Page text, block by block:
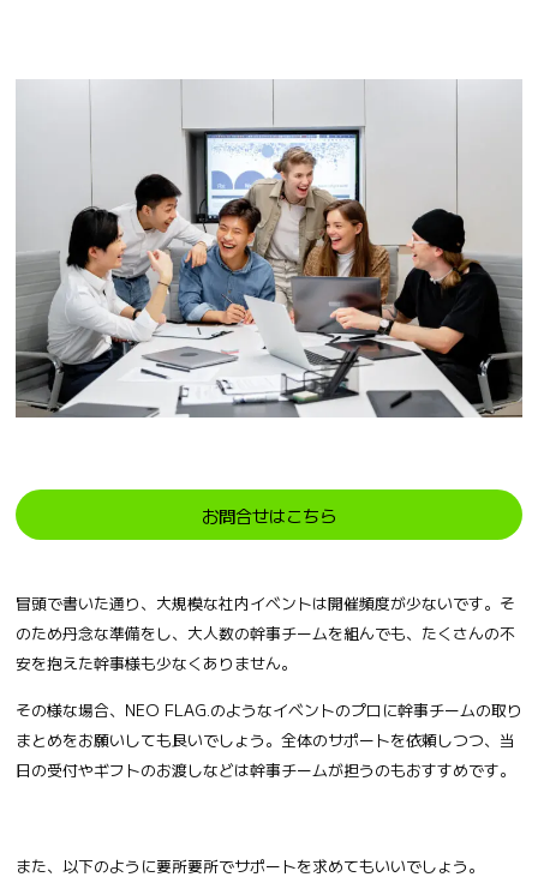
お問合せはこちら
冒頭で書いた通り、大規模な社内イベントは開催頻度が少ないです。そ
のため丹念な準備をし、大人数の幹事チームを組んでも、たくさんの不
安を抱えた幹事様も少なくありません。
その様な場合、NEO FLAG.のようなイベントのプロに幹事チームの取り
まとめをお願いしても良いでしょう。全体のサポートを依頼しつつ、当
日の受付やギフトのお渡しなどは幹事チームが担うのもおすすめです。
また、以下のように要所要所でサポートを求めてもいいでしょう。